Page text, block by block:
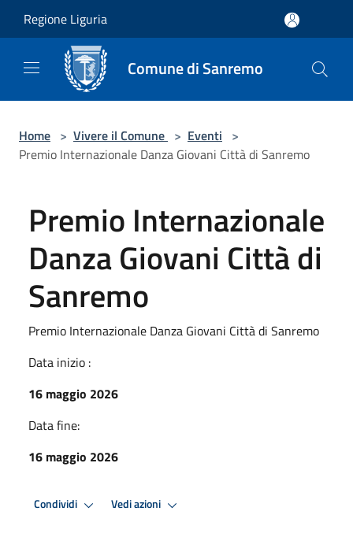
Regione Liguria
Comune di Sanremo
Home > Vivere il Comune > Eventi >
Premio Internazionale Danza Giovani Città di Sanremo
Premio Internazionale
Danza Giovani Città di
Sanremo
Premio Internazionale Danza Giovani Città di Sanremo
Data inizio :
16 maggio 2026
Data fine:
16 maggio 2026
Condividi Vedi azioni